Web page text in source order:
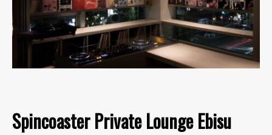
Spincoaster Private Lounge Ebisu